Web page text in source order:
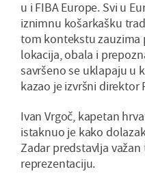
u i FIBA Europe. Svi u
iznimnu košarkašku
tom kontekstu zauzima
lokacija, obala i
savršeno se uklapaju u
kazao je izvršni direktor
Ivan Vrgoč, kapetan
istaknuo je kako
Zadar predstavlja
reprezentaciju.